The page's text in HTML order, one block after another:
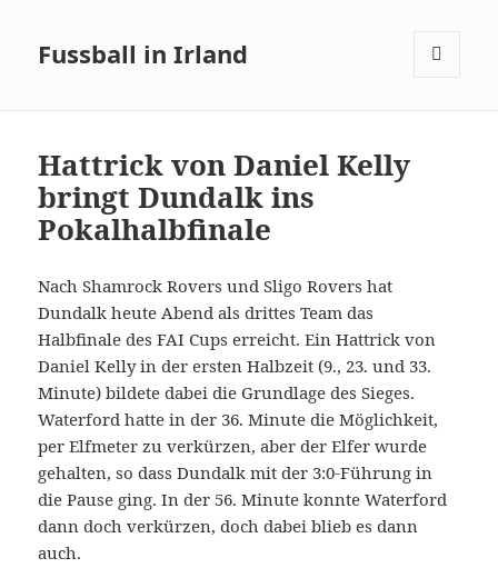
Fussball in Irland
Hattrick von Daniel Kelly
bringt Dundalk ins
Pokalhalbfinale
Nach Shamrock Rovers und Sligo Rovers hat
Dundalk heute Abend als drittes Team das
Halbfinale des FAI Cups erreicht. Ein Hattrick von
Daniel Kelly in der ersten Halbzeit (9., 23. und 33.
Minute) bildete dabei die Grundlage des Sieges.
Waterford hatte in der 36. Minute die Möglichkeit,
per Elfmeter zu verkürzen, aber der Elfer wurde
gehalten, so dass Dundalk mit der 3:0-Führung in
die Pause ging. In der 56. Minute konnte Waterford
dann doch verkürzen, doch dabei blieb es dann
auch.